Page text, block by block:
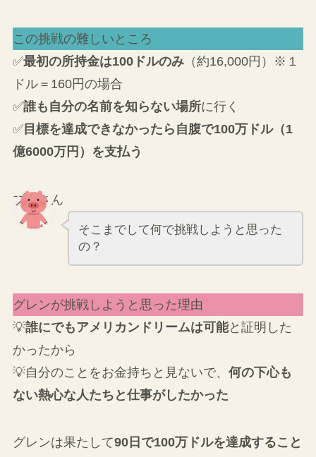
この挑戦の難しいところ
✅最初の所持金は100ドルのみ（約16,000円）※１
ドル＝160円の場合
✅誰も自分の名前を知らない場所に行く
✅目標を達成できなかったら自腹で100万ドル（1
億6000万円）を支払う
ブタさん
そこまでして何で挑戦しようと思った
の？
グレンが挑戦しようと思った理由
💡誰にでもアメリカンドリームは可能と証明した
かったから
💡自分のことをお金持ちと見ないで、 何の下心も
ない熱心な人たちと仕事がしたかった
グレンは果たして90日で100万ドルを達成すること